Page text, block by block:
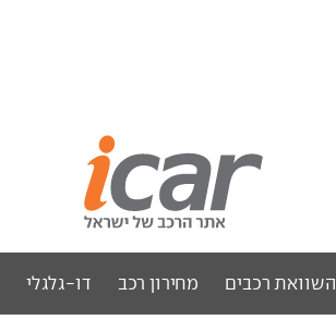
השוואת רכבים מחירון רכב דו-גלגלי